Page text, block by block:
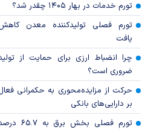
تورم خدمات در بهار ۱۴۰۵ چقدر شد؟
تورم فصلی تولیدکننده معدن
یافت
چرا انضباط ارزی برای حمایت از
ضروری است؟
حرکت از مزایده‌محوری به حکمرانی
بر دارایی‌های بانکی
تورم فصلی بخش برق به